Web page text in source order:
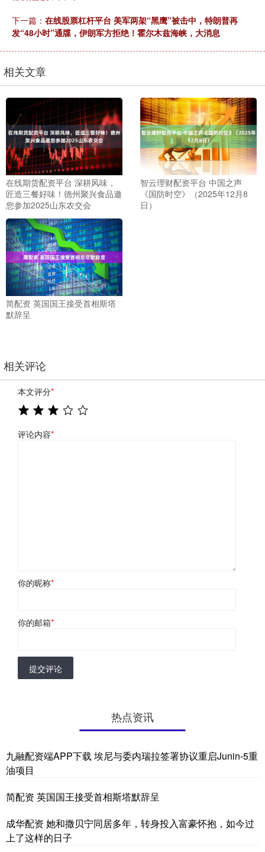
下一篇： 在线股票杠杆平台 美军两架“黑鹰”被击中，特朗普再
发“48小时”通牒，伊朗军方拒绝！霍尔木兹海峡，大消息
相关文章
在线期货配资平台 深耕风味，
匠造三餐好味！德州聚兴食品邀
您参加2025山东农交会
智云理财配资平台 中国之声
《国防时空》（2025年12月8
日）
简配资 英国国王接受首相斯塔
默辞呈
相关评论
本文评分*
评论内容*
你的昵称*
你的邮箱*
提交评论
热点资讯
九融配资端APP下载 埃尼与委内瑞拉签署协议重启Junin-5重
油项目
简配资 英国国王接受首相斯塔默辞呈
成华配资 她和撒贝宁同居多年，转身投入富豪怀抱，如今过
上了这样的日子